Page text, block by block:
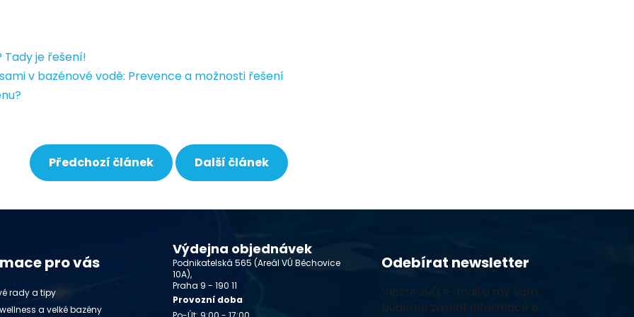
Tady je řešení!
v bazénové vodě: Prevence a možnosti řešení
Předchozí článek Další článek
pro vás
rady a tipy
a velké bazény
Výdejna objednávek
Podnikatelská 565 (Areál VÚ Běchovice
10A),
Praha 9 - 190 11
Provozní doba
Odebírat newsletter
Vložte svůj e-mail a my vám
budeme zasílat informace o